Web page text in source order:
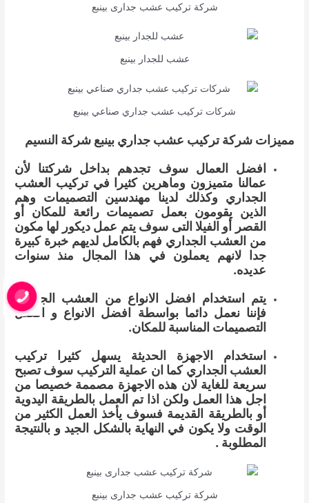
شركة تركيب عشب جدارى بينبع
عشب للجدار بينبع
شركات تركيب عشب جداري صناعي بينبع
مميزات شركة تركيب عشب جداري بينبع شركة النسيم
افضل العمال سوف تجدهم بداخل شركتنا لأن
عمالنا متميزون وماهرين كثيرا في تركيب العشب
الجداري وكذلك لدينا مهندسين التصميمات وهم
الذين يقومون بعمل تصميمات رائعة للمكان أو
القصر أو الفيلا التى سوف يتم عمل ديكور لها مكون
من العشب الجداري فهم بالكامل لديهم خبرة كبيرة
جدا لانهم يعملون في هذا المجال منذ سنوات
عديده.
يتم استخدام افضل الانواع من العشب الجداري
فإننا نعمل دائما بواسطة افضل الانواع و افضل
التصميمات المناسبة للمكان.
استخدام الاجهزة الحديثة يسهل كثيرا تركيب
العشب الجداري كما ان عملية التركيب سوف تصبح
سريعة للغاية لان هذه الاجهزة مصممة خصيصا من
اجل هذا العمل ولكن اذا تم العمل بالطريقة اليدوية
أو بالطريقة القديمة فسوف يأخذ العمل الكثير من
الوقت ولا يكون في النهاية بالشكل الجيد و بالنتيجة
المطلوبة .
شركة تركيب عشب جدارى بينبع